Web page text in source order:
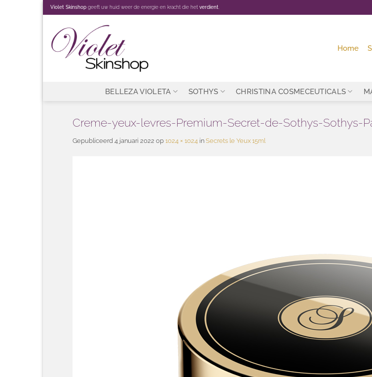
naar
Violet Skinshop geeft uw huid weer de energie en kracht die het verdient
Home
BELLEZA VIOLETA SOTHYS CHRISTINA COSMECEUTICALS
Creme-yeux-levres-Premium-Secret-de-Sothys-Sothys-
Gepubliceerd4 januari 2022 op1024 × 1024 inSecrets le Yeux 15ml